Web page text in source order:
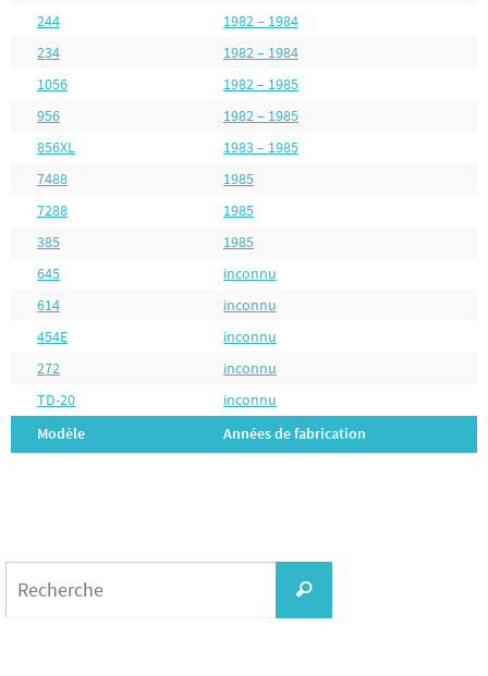
244
1982 – 1984
234
1982 – 1984
1056
1982 – 1985
956
1982 – 1985
856XL
1983 – 1985
7488
1985
7288
1985
385
1985
645
inconnu
614
inconnu
454E
inconnu
272
inconnu
TD-20
inconnu
Modèle
Années de fabrication
Recherche